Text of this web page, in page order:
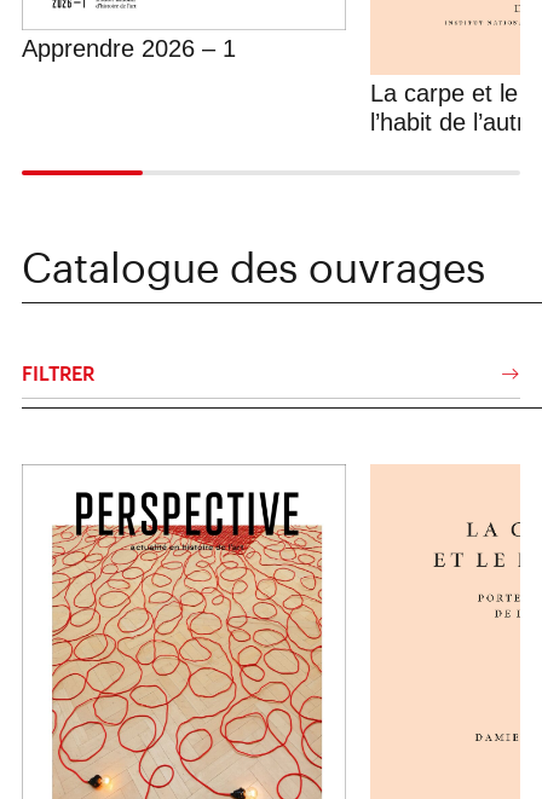
Apprendre 2026 – 1
La carpe et le
l’habit de l’autre
Catalogue des ouvrages
FILTRER